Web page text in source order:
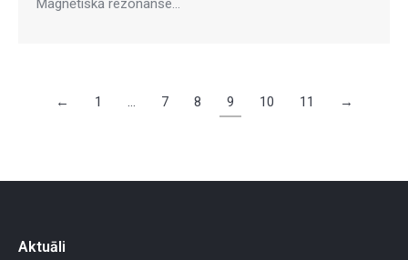
Magnētiskā rezonanse…
← 1 … 7 8 9 10 11 →
Aktuāli